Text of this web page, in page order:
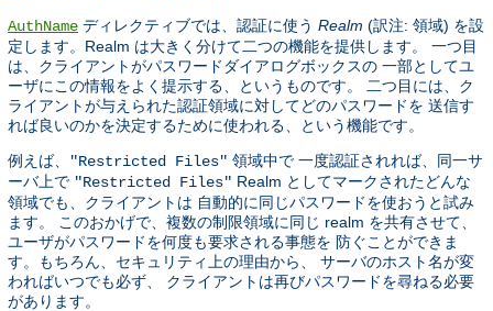
AuthName ディレクティブでは、認証に使う Realm (訳注: 領域) を設
定します。Realm は大きく分けて二つの機能を提供します。 一つ目
は、クライアントがパスワードダイアログボックスの 一部としてユ
ーザにこの情報をよく提示する、というものです。 二つ目には、ク
ライアントが与えられた認証領域に対してどのパスワードを 送信す
れば良いのかを決定するために使われる、という機能です。
例えば、
"Restricted Files" 領域中で 一度認証されれば、同一サ
ーバ上で "Restricted Files" Realm としてマークされたどんな
領域でも、クライアントは 自動的に同じパスワードを使おうと試み
ます。 このおかげで、複数の制限領域に同じ realm を共有させて、
ユーザがパスワードを何度も要求される事態を 防ぐことができま
す。もちろん、セキュリティ上の理由から、 サーバのホスト名が変
わればいつでも必ず、 クライアントは再びパスワードを尋ねる必要
があります。